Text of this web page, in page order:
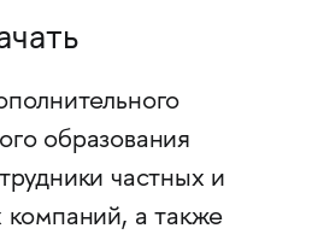
образования
частных и
компаний, а также